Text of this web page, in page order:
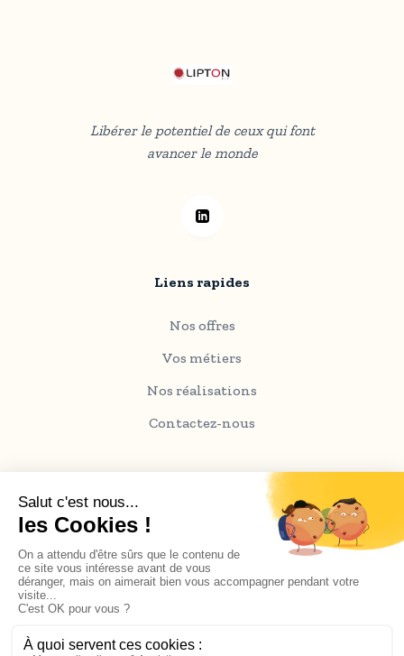
Libérer le potentiel de ceux qui font
avancer le monde
Liens rapides
Nos offres
Vos métiers
Nos réalisations
Contactez-nous
Information sur le site
Coordonnées de l'entreprise
Actualités